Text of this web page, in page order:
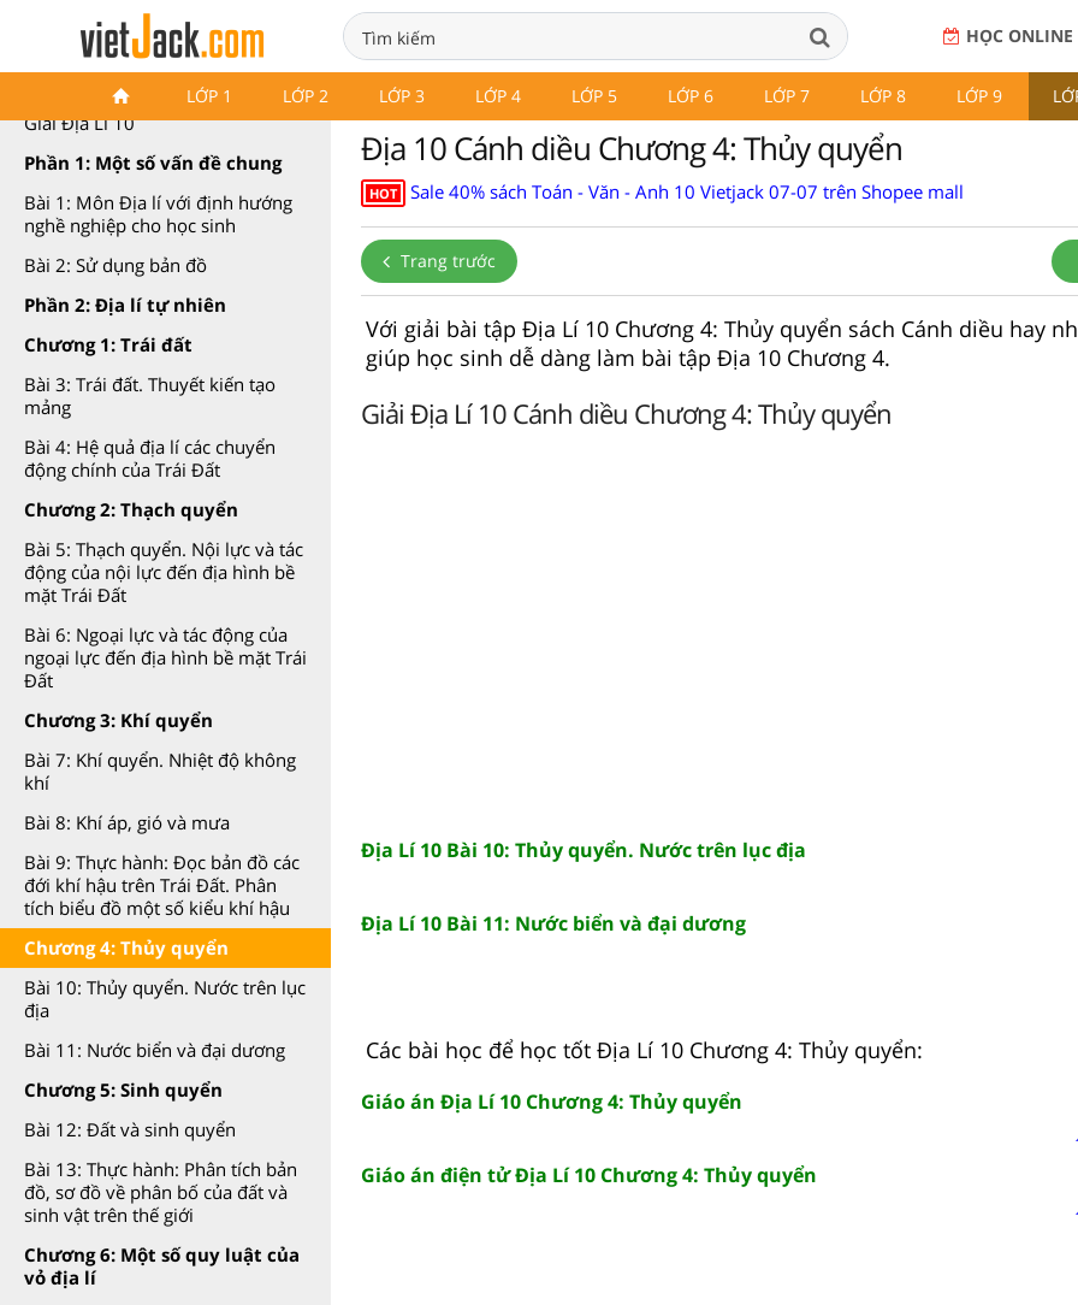
HỌC ONLINE
LỚP 1 LỚP 2 LỚP 3 LỚP 4 LỚP 5 LỚP 6 LỚP 7 LỚP 8 LỚP 9
Địa Lí 10 Cánh diều
Giải Địa Lí 10
Phần 1: Một số vấn đề chung
Bài 1: Môn Địa lí với định hướng
nghề nghiệp cho học sinh
Bài 2: Sử dụng bản đồ
Phần 2: Địa lí tự nhiên
Chương 1: Trái đất
Bài 3: Trái đất. Thuyết kiến tạo
mảng
Bài 4: Hệ quả địa lí các chuyển
động chính của Trái Đất
Chương 2: Thạch quyển
Bài 5: Thạch quyển. Nội lực và tác
động của nội lực đến địa hình bề
mặt Trái Đất
Bài 6: Ngoại lực và tác động của
ngoại lực đến địa hình bề mặt Trái
Đất
Chương 3: Khí quyển
Bài 7: Khí quyển. Nhiệt độ không
khí
Bài 8: Khí áp, gió và mưa
Bài 9: Thực hành: Đọc bản đồ các
đới khí hậu trên Trái Đất. Phân
tích biểu đồ một số kiểu khí hậu
Chương 4: Thủy quyển
Bài 10: Thủy quyển. Nước trên lục
địa
Bài 11: Nước biển và đại dương
Chương 5: Sinh quyển
Bài 12: Đất và sinh quyển
Bài 13: Thực hành: Phân tích bản
đồ, sơ đồ về phân bố của đất và
sinh vật trên thế giới
Chương 6: Một số quy luật của
vỏ địa lí
Địa 10 Cánh diều Chương 4: Thủy quyển
HOT Sale 40% sách Toán - Văn - Anh 10 Vietjack 07-07 trên Shopee mall
Trang trước
Với giải bài tập Địa Lí 10 Chương 4: Thủy quyển sách Cánh diều hay
giúp học sinh dễ dàng làm bài tập Địa 10 Chương 4.
Giải Địa Lí 10 Cánh diều Chương 4: Thủy quyển
Địa Lí 10 Bài 10: Thủy quyển. Nước trên lục địa
Địa Lí 10 Bài 11: Nước biển và đại dương
Các bài học để học tốt Địa Lí 10 Chương 4: Thủy quyển:
Giáo án Địa Lí 10 Chương 4: Thủy quyển
Giáo án điện tử Địa Lí 10 Chương 4: Thủy quyển